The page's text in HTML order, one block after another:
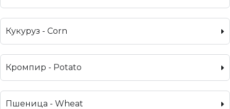
Кукуруз - Corn
Кромпир - Potato
Пшеница - Wheat